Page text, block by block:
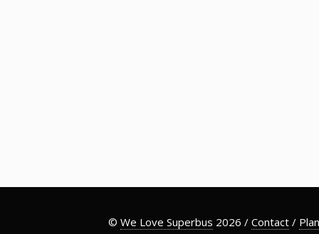
© We Love Superbus 2026 / Contact /